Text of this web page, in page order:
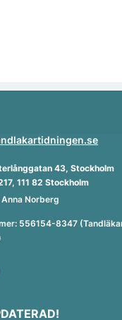
43, Stockholm
111 82 Stockholm
Norberg
556154-8347